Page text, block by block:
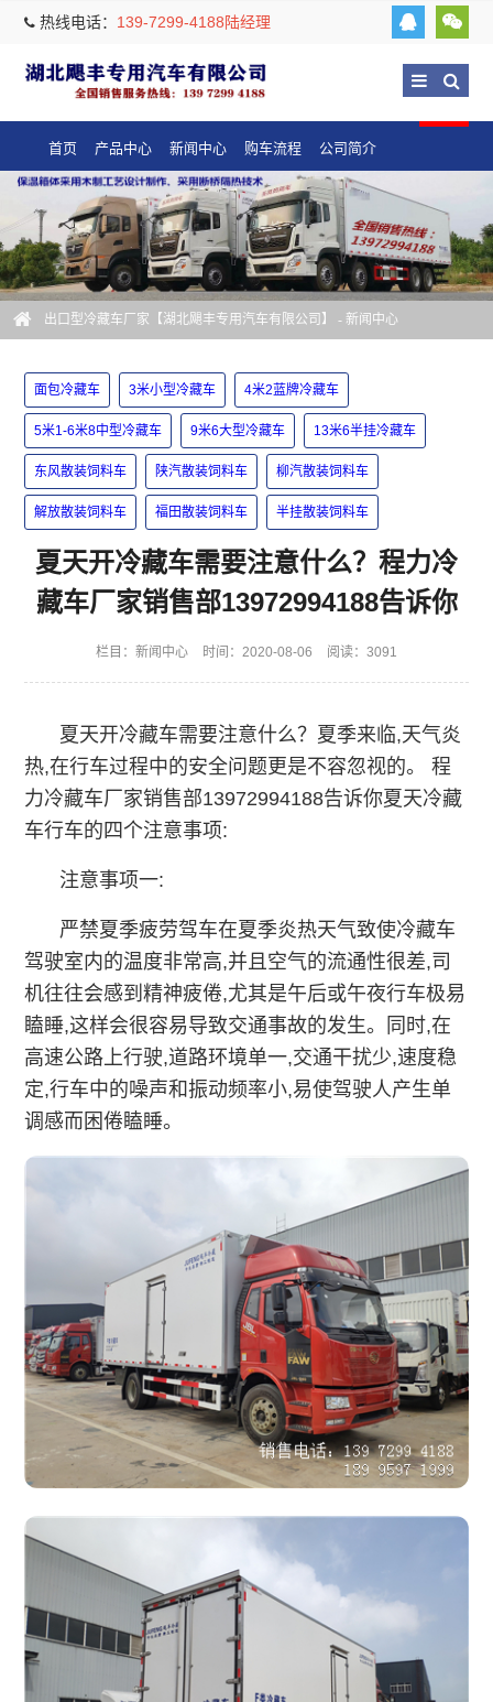
热线电话： 139-7299-4188陆经理
首页 产品中心 新闻中心 购车流程 公司简介
出口型冷藏车厂家【湖北飓丰专用汽车有限公司】 - 新闻中心
面包冷藏车 3米小型冷藏车 4米2蓝牌冷藏车
5米1-6米8中型冷藏车 9米6大型冷藏车 13米6半挂冷藏车
东风散装饲料车 陕汽散装饲料车 柳汽散装饲料车
解放散装饲料车 福田散装饲料车 半挂散装饲料车
夏天开冷藏车需要注意什么？程力冷
藏车厂家销售部13972994188告诉你
栏目： 新闻中心 时间：2020-08-06 阅读：3091
夏天开冷藏车需要注意什么？夏季来临,天气炎
热,在行车过程中的安全问题更是不容忽视的。 程
力冷藏车厂家销售部13972994188告诉你夏天冷藏
车行车的四个注意事项:
注意事项一:
严禁夏季疲劳驾车在夏季炎热天气致使冷藏车
驾驶室内的温度非常高,并且空气的流通性很差,司
机往往会感到精神疲倦,尤其是午后或午夜行车极易
瞌睡,这样会很容易导致交通事故的发生。同时,在
高速公路上行驶,道路环境单一,交通干扰少,速度稳
定,行车中的噪声和振动频率小,易使驾驶人产生单
调感而困倦瞌睡。